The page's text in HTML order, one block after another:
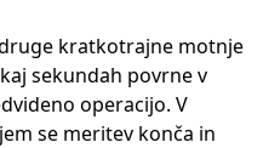
kratkotrajne motnje
sekundah povrne v
operacijo. V
se meritev konča in